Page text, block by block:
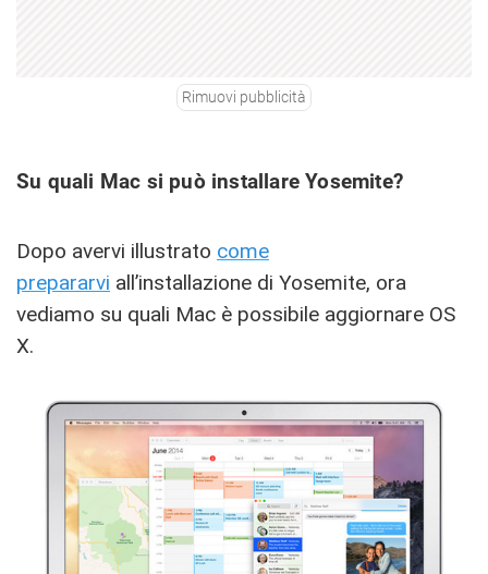
Rimuovi pubblicità
Su quali Mac si può installare Yosemite?
Dopo avervi illustrato come
prepararvi all’installazione di Yosemite, ora
vediamo su quali Mac è possibile aggiornare OS
X.